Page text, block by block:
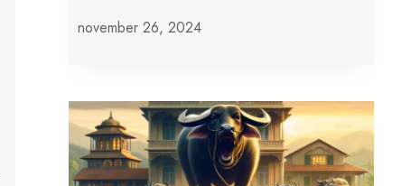
november 26, 2024